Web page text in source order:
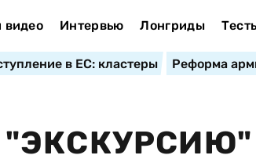
видео Интервью Лонгриды
в ЕС: кластеры Реформа